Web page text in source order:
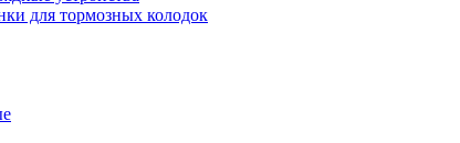
для тормозных колодок